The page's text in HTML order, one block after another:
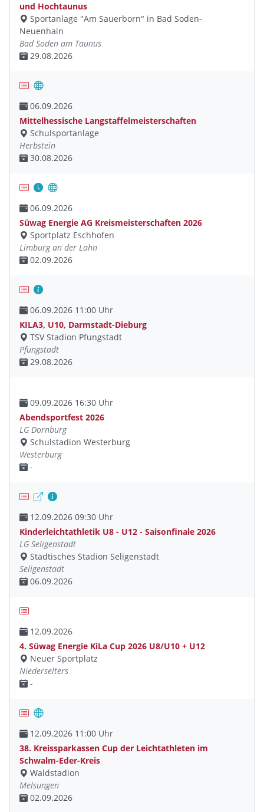
und Hochtaunus
Sportanlage "Am Sauerborn" in Bad Soden-
Neuenhain
Bad Soden am Taunus
29.08.2026
06.09.2026
Mittelhessische Langstaffelmeisterschaften
Schulsportanlage
Herbstein
30.08.2026
06.09.2026
Süwag Energie AG Kreismeisterschaften 2026
Sportplatz Eschhofen
Limburg an der Lahn
02.09.2026
06.09.2026 11:00 Uhr
KILA3, U10, Darmstadt-Dieburg
TSV Stadion Pfungstadt
Pfungstadt
29.08.2026
09.09.2026 16:30 Uhr
Abendsportfest 2026
LG Dornburg
Schulstadion Westerburg
Westerburg
-
12.09.2026 09:30 Uhr
Kinderleichtathletik U8 - U12 - Saisonfinale 2026
LG Seligenstadt
Städtisches Stadion Seligenstadt
Seligenstadt
06.09.2026
12.09.2026
4. Süwag Energie KiLa Cup 2026 U8/U10 + U12
Neuer Sportplatz
Niederselters
-
12.09.2026 11:00 Uhr
38. Kreissparkassen Cup der Leichtathleten im
Schwalm-Eder-Kreis
Waldstadion
Melsungen
02.09.2026